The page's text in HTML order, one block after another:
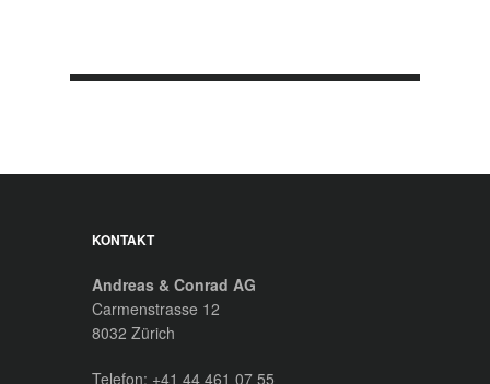
KONTAKT
Andreas & Conrad AG
Carmenstrasse 12
8032 Zürich
Telefon: +41 44 461 07 55